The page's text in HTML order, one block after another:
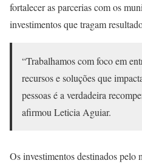
fortalecer as parcerias com os
investimentos que tragam
“Trabalhamos com foco em
recursos e soluções que
pessoas é a verdadeira
afirmou Leticia Aguiar.
Os investimentos destinados pelo